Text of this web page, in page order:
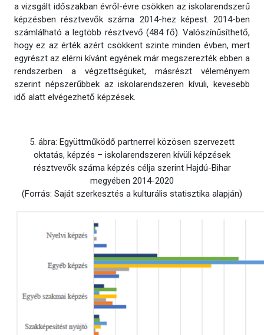
a vizsgált időszakban évről-évre csökken az iskolarendszerű
képzésben résztvevők száma 2014-hez képest. 2014-ben
számlálható a legtöbb résztvevő (484 fő). Valószínűsíthető,
hogy ez az érték azért csökkent szinte minden évben, mert
egyrészt az elérni kívánt egyének már megszerezték ebben a
rendszerben a végzettségüket, másrészt véleményem
szerint népszerűbbek az iskolarendszeren kívüli, kevesebb
idő alatt elvégezhető képzések.
5. ábra: Együttműködő partnerrel közösen szervezett
oktatás, képzés – iskolarendszeren kívüli képzések
résztvevők száma képzés célja szerint Hajdú-Bihar
megyében 2014-2020
(Forrás: Saját szerkesztés a kulturális statisztika alapján)